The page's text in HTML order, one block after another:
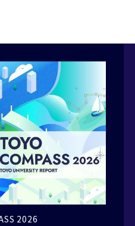
03 環境イノベーション